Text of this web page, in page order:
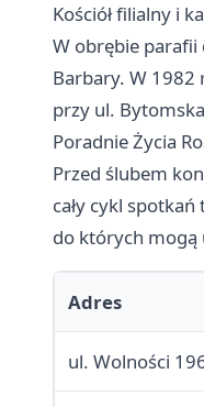
Kościół filialny i
W obrębie parafii
Barbary. W 1982
przy ul.
Poradnie Życia
Przed ślubem
cały cykl
do których mogą
Adres
ul. Wolności